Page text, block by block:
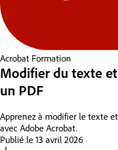
Acrobat Formation
Modifier du texte
un PDF
Apprenez à modifier le texte
avec Adobe Acrobat.
Publié le 13 avril 2026